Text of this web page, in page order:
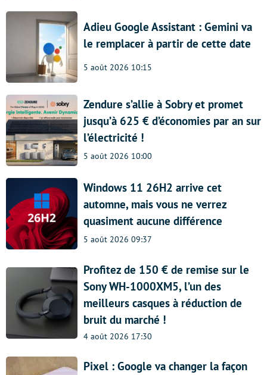
Adieu Google Assistant : Gemini va
le remplacer à partir de cette date
5 août 2026 10:15
Zendure s’allie à Sobry et promet
jusqu’à 625 € d’économies par an sur
l’électricité !
5 août 2026 10:00
Windows 11 26H2 arrive cet
automne, mais vous ne verrez
quasiment aucune différence
5 août 2026 09:37
Profitez de 150 € de remise sur le
Sony WH-1000XM5, l’un des
meilleurs casques à réduction de
bruit du marché !
4 août 2026 17:30
Pixel : Google va changer la façon